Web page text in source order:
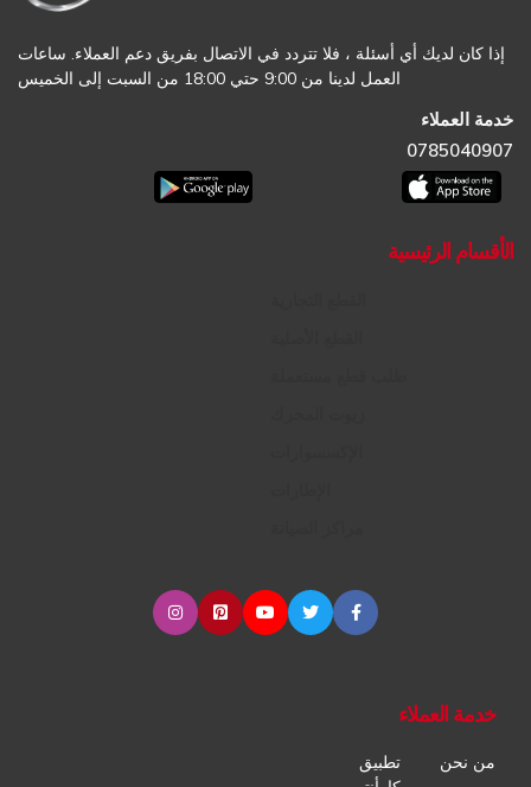
إذا كان لديك أي أسئلة ، فلا تتردد في الاتصال بفريق دعم العملاء. ساعات
العمل لدينا من 9:00 حتي 18:00 من السبت إلى الخميس
خدمة العملاء
0785040907
الأقسام الرئيسية
خدمة العملاء
من نحن
تطبيق